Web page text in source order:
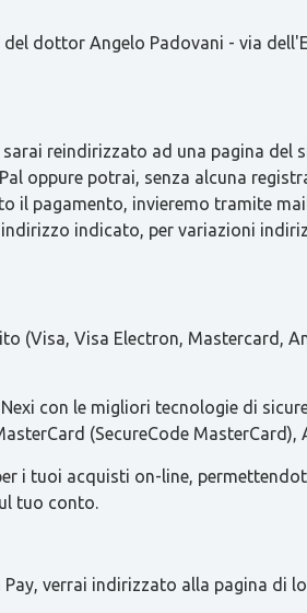
del dottor Angelo Padovani - via
reindirizzato ad una pagina
oppure potrai, senza alcuna
il pagamento, invieremo tramite
indicato, per variazioni
(Visa, Visa Electron, Mastercard,
con le migliori tecnologie di
(SecureCode MasterCard),
i tuoi acquisti on-line,
tuo conto.
verrai indirizzato alla pagina di